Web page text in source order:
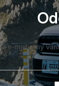
e-mail a my